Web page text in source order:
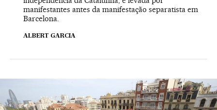
manifestantes antes da manifestação separatista em
Barcelona.
ALBERT GARCIA